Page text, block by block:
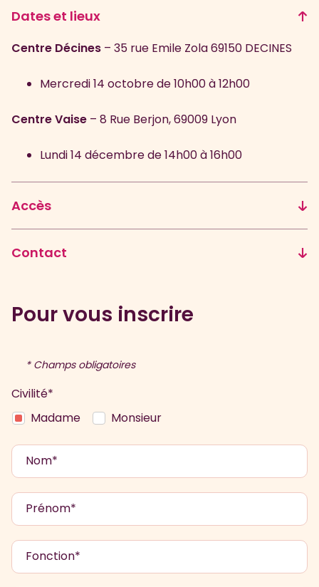
Dates et lieux
Centre Décines – 35 rue Emile Zola 69150 DECINES
Mercredi 14 octobre de 10h00 à 12h00
Centre Vaise – 8 Rue Berjon, 69009 Lyon
Lundi 14 décembre de 14h00 à 16h00
Accès
Contact
04 72 56 14 08
Pour vous inscrire
* Champs obligatoires
Civilité*
Madame
Monsieur
Nom*
Prénom*
Fonction*